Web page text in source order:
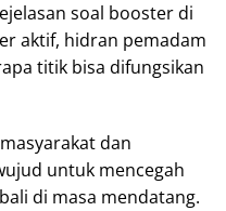
soal booster di
aktif, hidran pemadam
titik bisa difungsikan
dan
untuk mencegah
di masa mendatang.